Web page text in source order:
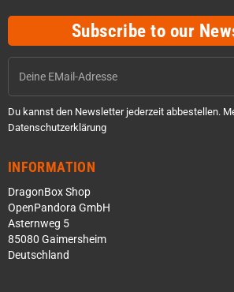
Subscribe to our
Du kannst den Newsletter jederzeit abbestellen.
Datenschutzerklärung
INFORMATION
DragonBox Shop
OpenPandora GmbH
Asternweg 5
85080 Gaimersheim
Deutschland